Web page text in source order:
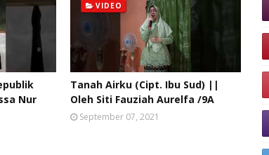
Nur
VIDEO
Tanah Airku (Cipt. Ibu Sud) ||
Oleh Siti Fauziah Aurelfa /9A
September 07, 2021